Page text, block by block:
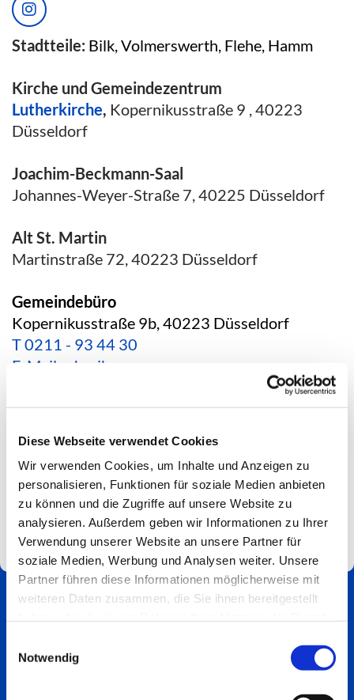
Diese Webseite verwendet Cookies
Wir verwenden Cookies, um Inhalte und Anzeigen zu
personalisieren, Funktionen für soziale Medien anbieten
zu können und die Zugriffe auf unsere Website zu
analysieren. Außerdem geben wir Informationen zu Ihrer
Verwendung unserer Website an unsere Partner für
soziale Medien, Werbung und Analysen weiter. Unsere
Partner führen diese Informationen möglicherweise mit
weiteren Daten zusammen, die Sie ihnen bereitgestellt
Notwendig
Stadtteile: Bilk, Volmerswerth, Flehe, Hamm
Kirche und Gemeindezentrum
Lutherkirche, Kopernikusstraße 9 , 40223
Düsseldorf
Joachim-Beckmann-Saal
Johannes-Weyer-Straße 7, 40225 Düsseldorf
Alt St. Martin
Martinstraße 72, 40223 Düsseldorf
Gemeindebüro
Kopernikusstraße 9b, 40223 Düsseldorf
T0211 - 93 44 30
E-Mail schreiben
*Aktuelle Hinweise zur Erreichbarkeit findest du
hier*
Spendenkonto
Impressum